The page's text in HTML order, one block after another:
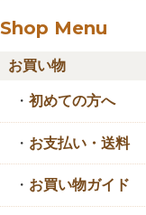
Shop Menu
お買い物
・ 初めての方へ
・ お支払い・送料
・ お買い物ガイド